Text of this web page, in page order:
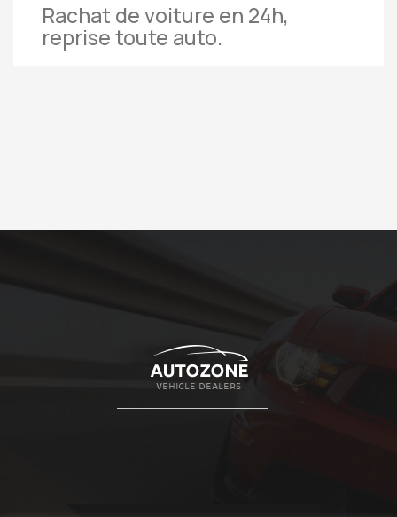
Rachat de voiture en 24h,
reprise toute auto.